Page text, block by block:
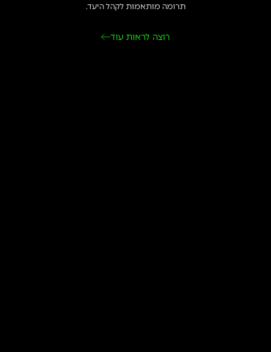
תרומה מותאמות לקהל היעד.
רוצה לראות עוד